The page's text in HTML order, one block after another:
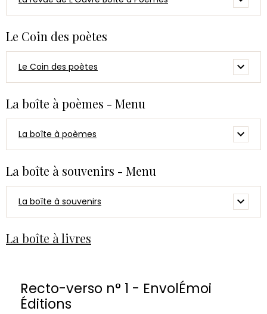
Le Coin des poètes
Le Coin des poètes
La boîte à poèmes - Menu
La boîte à poèmes
La boîte à souvenirs - Menu
La boîte à souvenirs
La boîte à livres
Recto-verso n° 1 - EnvolÉmoi
Éditions